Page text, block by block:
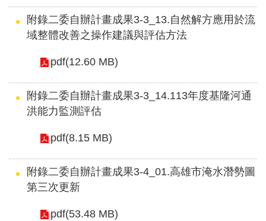
附錄二委自辦計畫成果3-3_13.自然解方應用於流
域整體改善之操作建議與評估方法
pdf(12.60 MB)
附錄二委自辦計畫成果3-3_14.113年度基隆河通
洪能力監測評估
pdf(8.15 MB)
附錄二委自辦計畫成果3-4_01.高雄市淹水潛勢圖
第三次更新
pdf(53.48 MB)